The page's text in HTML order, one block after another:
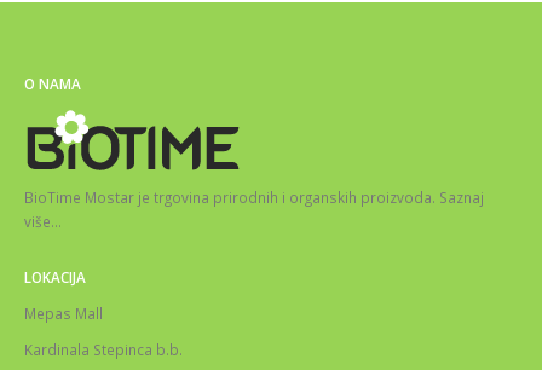
O NAMA
BioTime Mostar je trgovina prirodnih i organskih proizvoda. Saznaj
više…
LOKACIJA
Mepas Mall
Kardinala Stepinca b.b.